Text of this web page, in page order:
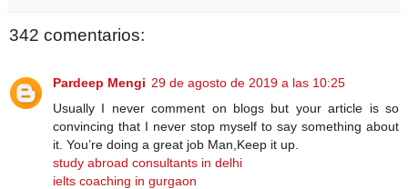
342 comentarios:
Pardeep Mengi 29 de agosto de 2019 a las 10:25
Usually I never comment on blogs but your article is so
convincing that I never stop myself to say something about
it. You’re doing a great job Man,Keep it up.
study abroad consultants in delhi
ielts coaching in gurgaon